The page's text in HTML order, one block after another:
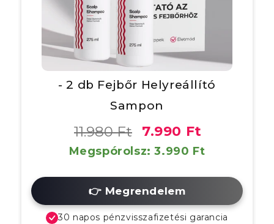
- 2 db Fejbőr Helyreállító
Sampon
7.990 Ft
11.980 Ft
Megspórolsz: 3.990 Ft
👉 Megrendelem
30 napos pénzvisszafizetési garancia